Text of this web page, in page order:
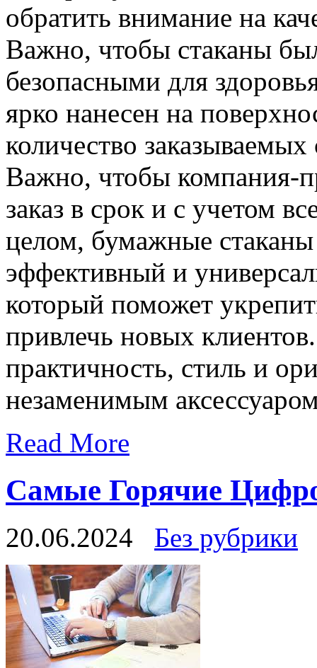
обратить внимание на
Важно, чтобы стаканы
безопасными для
ярко нанесен на
количество
Важно, чтобы компания-
заказ в срок и с учетом
целом, бумажные
эффективный и
который поможет
привлечь новых
практичность, стиль и
незаменимым
Read More
Самые Горячие
20.06.2024 Без рубрики